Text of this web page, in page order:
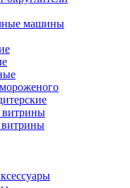
машины